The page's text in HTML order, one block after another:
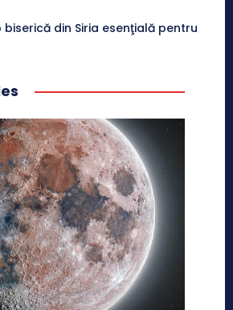
din Siria esenţială pentru